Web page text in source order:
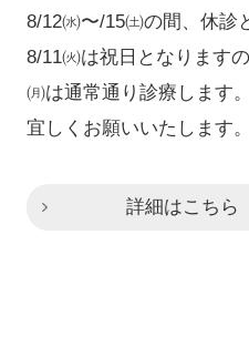
8/12㈬〜/15㈯の間、休診
8/11㈫は祝日となります
㈪は通常通り診療します
宜しくお願いいたします。
詳細はこちら